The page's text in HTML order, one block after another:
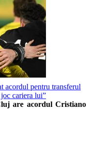
pentru transferul
cariera lui”
are acordul Cristiano